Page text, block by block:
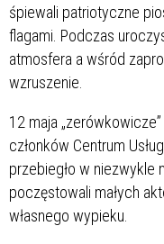
śpiewali patriotyczne
flagami. Podczas
atmosfera a wśród
wzruszenie.
12 maja
członków Centrum
przebiegło w niezwykle
poczęstowali małych
własnego wypieku.